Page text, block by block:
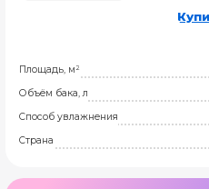
Площадь, м²
Объём бака, л
Способ увлажнения
Страна